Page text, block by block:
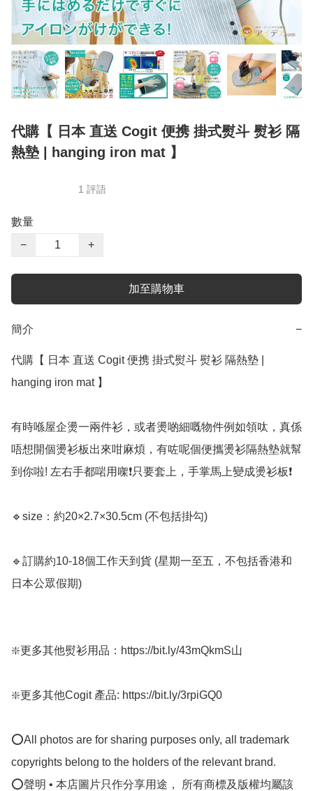
代購【 日本 直送 Cogit 便携 掛式熨斗 熨衫 隔
熱墊 | hanging iron mat 】
1 評語
數量
−
+
加至購物車
簡介 −
代購【 日本 直送 Cogit 便携 掛式熨斗 熨衫 隔熱墊 |
hanging iron mat 】﻿
有時喺屋企燙一兩件衫，或者燙啲細嘅物件例如領呔，真係
唔想開個燙衫板出來咁麻煩，有咗呢個便攜燙衫隔熱墊就幫
到你啦! 左右手都啱用㗎❗️只要套上，手掌馬上變成燙衫板❗️
🔹size：約20×2.7×30.5cm (不包括掛勾)
🔹訂購約10-18個工作天到貨 (星期一至五，不包括香港和
日本公眾假期) ﻿
❇️更多其他熨衫用品：https://bit.ly/43mQkmS山
❇️更多其他Cogit 產品: https://bit.ly/3rpiGQ0
⭕All photos are for sharing purposes only, all trademark
copyrights belong to the holders of the relevant brand.
⭕聲明 • 本店圖片只作分享用途， 所有商標及版權均屬該